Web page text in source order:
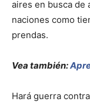
aires en busca de
naciones como
prendas.
Vea también:
Hará guerra